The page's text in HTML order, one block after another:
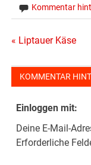
Kommentar
« Liptauer Käse
KOMMENTAR
Einloggen mit:
Deine E-Mail-
Erforderliche